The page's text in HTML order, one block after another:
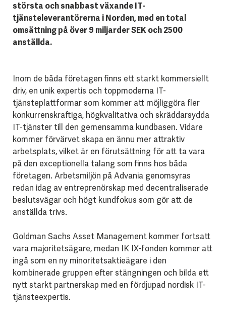
största och snabbast växande IT-
tjänsteleverantörerna i Norden, med en total
omsättning på över 9 miljarder SEK och 2500
anställda.
Inom de båda företagen finns ett starkt kommersiellt
driv, en unik expertis och toppmoderna IT-
tjänsteplattformar som kommer att möjliggöra fler
konkurrenskraftiga, högkvalitativa och skräddarsydda
IT-tjänster till den gemensamma kundbasen. Vidare
kommer förvärvet skapa en ännu mer attraktiv
arbetsplats, vilket är en förutsättning för att ta vara
på den exceptionella talang som finns hos båda
företagen. Arbetsmiljön på Advania genomsyras
redan idag av entreprenörskap med decentraliserade
beslutsvägar och högt kundfokus som gör att de
anställda trivs.
Goldman Sachs Asset Management kommer fortsatt
vara majoritetsägare, medan IK IX-fonden kommer att
ingå som en ny minoritetsaktieägare i den
kombinerade gruppen efter stängningen och bilda ett
nytt starkt partnerskap med en fördjupad nordisk IT-
tjänsteexpertis.